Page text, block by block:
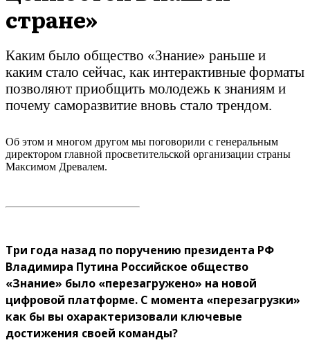
стране»
Каким было общество «Знание» раньше и
каким стало сейчас, как интерактивные форматы
позволяют приобщить молодежь к знаниям и
почему саморазвитие вновь стало трендом.
Об этом и многом другом мы поговорили с генеральным
директором главной просветительской организации страны
Максимом Древалем.
Три года назад по поручению президента РФ
Владимира Путина Российское общество
«Знание» было «перезагружено» на новой
цифровой платформе. С момента «перезагрузки»
как бы вы охарактеризовали ключевые
достижения своей команды?